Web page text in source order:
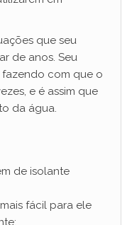
que seu
de anos. Seu
fazendo com que o
e é assim que
da água.
de isolante
fácil para ele